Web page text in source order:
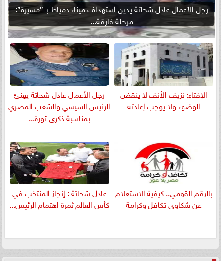
رجل الأعمال عادل شحاتة يدين استهداف ميناء دمياط بـ ”مسيرة”:
مرحلة فارقة...
الإفتاء: نزيف الأنف لا ينقض
الوضوء ولا يوجب إعادته
رجل الأعمال عادل شحاتة يهنئ
الرئيس السيسي والشعب المصري
بمناسبة ذكرى ثورة...
بالرقم القومي.. كيفية الاستعلام
عن شكاوى تكافل وكرامة
عادل شحاتة : إنجاز المنتخب في
كأس العالم ثمرة اهتمام الرئيس...